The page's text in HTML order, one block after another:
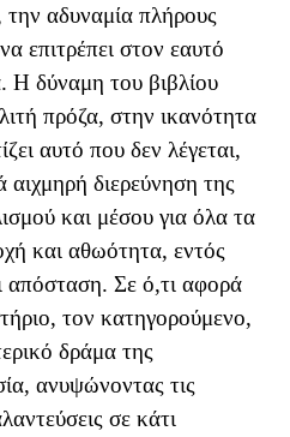
την αδυναμία πλήρους
επιτρέπει στον εαυτό
Η δύναμη του βιβλίου
πρόζα, στην ικανότητα
αυτό που δεν λέγεται,
αιχμηρή διερεύνηση της
και μέσου για όλα τα
και αθωότητα, εντός
απόσταση. Σε ό,τι αφορά
τον κατηγορούμενο,
δράμα της
ανυψώνοντας τις
σε κάτι